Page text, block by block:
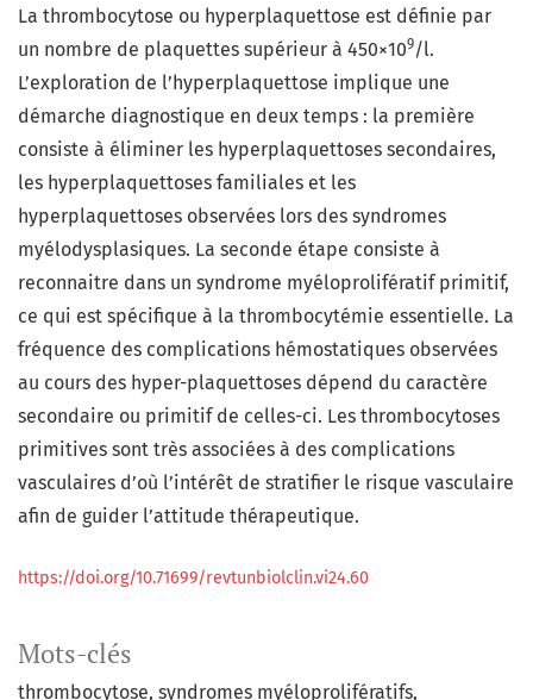
Mots-clés
thrombocytose syndromes myéloprolifératifs
La thrombocytose ou hyperplaquettose est définie par
un nombre de plaquettes supérieur à 450×109/l.
L’exploration de l’hyperplaquettose implique une
démarche diagnostique en deux temps : la première
consiste à éliminer les hyperplaquettoses secondaires,
les hyperplaquettoses familiales et les
hyperplaquettoses observées lors des syndromes
myélodysplasiques. La seconde étape consiste à
reconnaitre dans un syndrome myéloprolifératif primitif,
ce qui est spécifique à la thrombocytémie essentielle. La
fréquence des complications hémostatiques observées
au cours des hyper-plaquettoses dépend du caractère
secondaire ou primitif de celles-ci. Les thrombocytoses
primitives sont très associées à des complications
vasculaires d’où l’intérêt de stratifier le risque vasculaire
afin de guider l’attitude thérapeutique.
https://doi.org/10.71699/revtunbiolclin.vi24.60